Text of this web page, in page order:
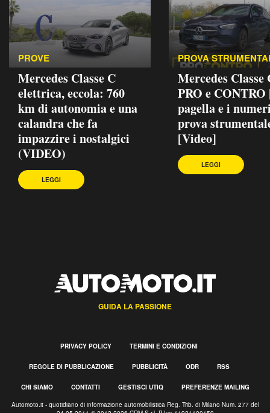
PROVE
Mercedes Classe C
elettrica, eccola: 760
km di autonomia e una
calandra che fa
impazzire i nostalgici
(VIDEO)
LEGGI
PROVA
Mercedes Classe
PRO e CONTRO
pagella e i
prova
[Video]
LEGGI
GUIDA LA PASSIONE
PRIVACY POLICY TERMINI E CONDIZIONI
REGOLE DI PUBBLICAZIONE PUBBLICITÀ ODR RSS
CHI SIAMO CONTATTI GESTISCI UTIQ PREFERENZE MAILING
Automoto.it - quotidiano di informazione automobilistica Reg. Trib. di Milano Num. 277 del